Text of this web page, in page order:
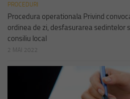
PROCEDURI
Procedura operationala Privind
ordinea de zi, desfasurarea sedintelor
consiliu local
2 MAI 2022